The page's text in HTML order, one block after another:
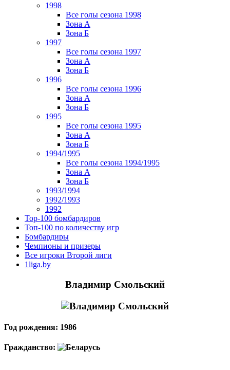
1998
Все голы сезона 1998
Зона А
Зона Б
1997
Все голы сезона 1997
Зона А
Зона Б
1996
Все голы сезона 1996
Зона А
Зона Б
1995
Все голы сезона 1995
Зона А
Зона Б
1994/1995
Все голы сезона 1994/1995
Зона А
Зона Б
1993/1994
1992/1993
1992
Top-100 бомбардиров
Топ-100 по количеству игр
Бомбардиры
Чемпионы и призеры
Все игроки Второй лиги
1liga.by
Владимир Смольский
Год рождения: 1986
Гражданство: